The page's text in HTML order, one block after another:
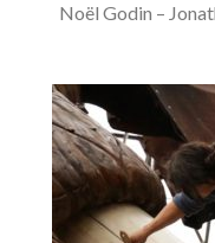
Noël Godin –